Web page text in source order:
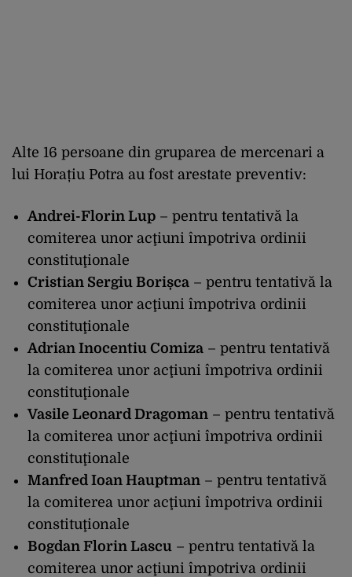
Alte 16 persoane din gruparea de mercenari a
lui Horațiu Potra au fost arestate preventiv:
Andrei-Florin Lup – pentru tentativă la
comiterea unor acţiuni împotriva ordinii
constituţionale
Cristian Sergiu Borișca – pentru tentativă la
comiterea unor acţiuni împotriva ordinii
constituţionale
Adrian Inocentiu Comiza – pentru tentativă
la comiterea unor acţiuni împotriva ordinii
constituţionale
Vasile Leonard Dragoman – pentru tentativă
la comiterea unor acţiuni împotriva ordinii
constituţionale
Manfred Ioan Hauptman – pentru tentativă
la comiterea unor acţiuni împotriva ordinii
constituţionale
Bogdan Florin Lascu – pentru tentativă la
comiterea unor acţiuni împotriva ordinii